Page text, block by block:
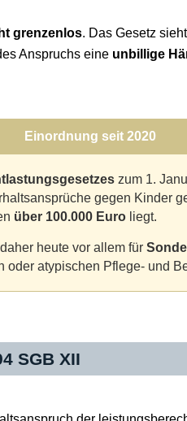
grenzenlos. Das Gesetz
Anspruchs eine unbillige
Einordnung seit 2020
zum 1.
gegen Kinder
über 100.000 Euro liegt.
heute vor allem für
oder atypischen Pflege- und
SGB XII